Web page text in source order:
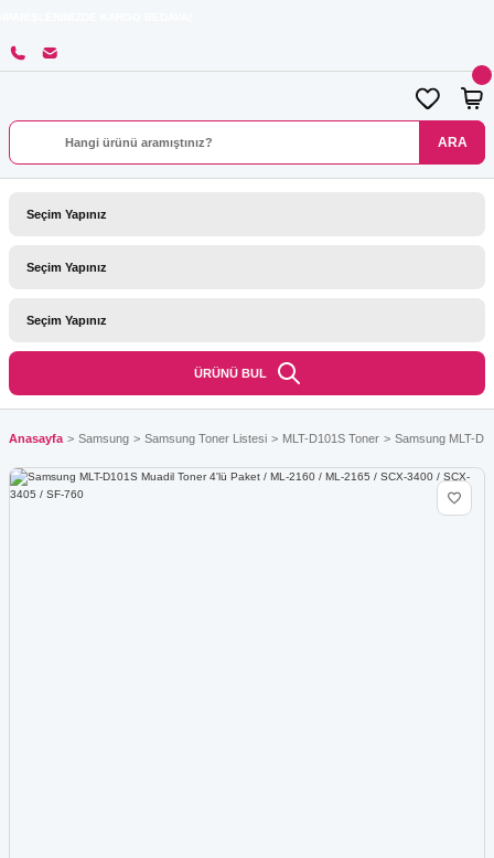
ARA
ÜRÜNÜ BUL
Anasayfa Samsung Samsung Toner Listesi MLT-D101S Toner Samsung MLT-